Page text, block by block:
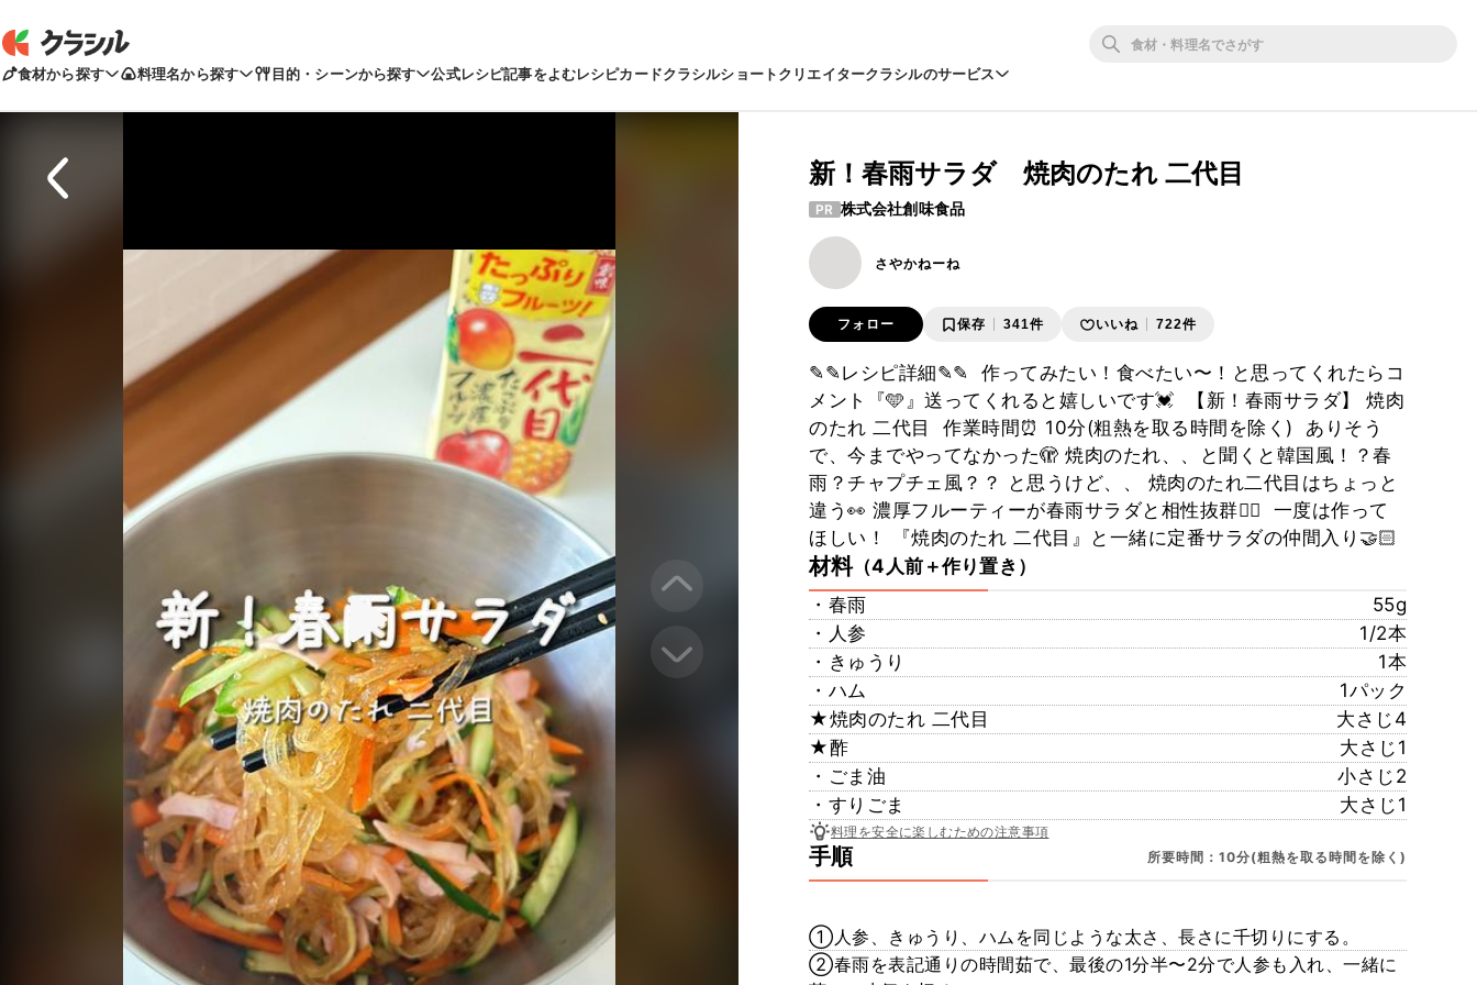
食材から探す 料理名から探す 目的・シーンから探す 公式レシピ記事をよむレシピカードクラシルショートクリエイタークラシルのサービス
新！春雨サラダ 焼肉のたれ 二代目
PR 株式会社創味食品
さやかねーね
フォロー 保存 341件 いいね 722件
✎✎レシピ詳細✎✎ ⁡ 作ってみたい！食べたい〜！と思ってくれたらコ
メント『🩵』送ってくれると嬉しいです💓 ⁡ 【新！春雨サラダ】 焼肉
のたれ 二代目 ⁡ 作業時間⏰ 10分(粗熱を取る時間を除く) ⁡ ありそう
で、今までやってなかった🫣 焼肉のたれ、、と聞くと韓国風！？春
雨？チャプチェ風？？ と思うけど、、 焼肉のたれ二代目はちょっと
違う👀 濃厚フルーティーが春雨サラダと相性抜群❤️‍🔥 ⁡ 一度は作って
ほしい！ 『焼肉のたれ 二代目』と一緒に定番サラダの仲間入り🤝🏻
材料（4人前＋作り置き）
・春雨
55g
・人参
1/2本
・きゅうり
1本
・ハム
1パック
★焼肉のたれ 二代目
大さじ4
★酢
大さじ1
・ごま油
小さじ2
・すりごま
大さじ1
料理を安全に楽しむための注意事項
手順 所要時間：10分(粗熱を取る時間を除く)
①人参、きゅうり、ハムを同じような太さ、長さに千切りにする。
②春雨を表記通りの時間茹で、最後の1分半〜2分で人参も入れ、一緒に